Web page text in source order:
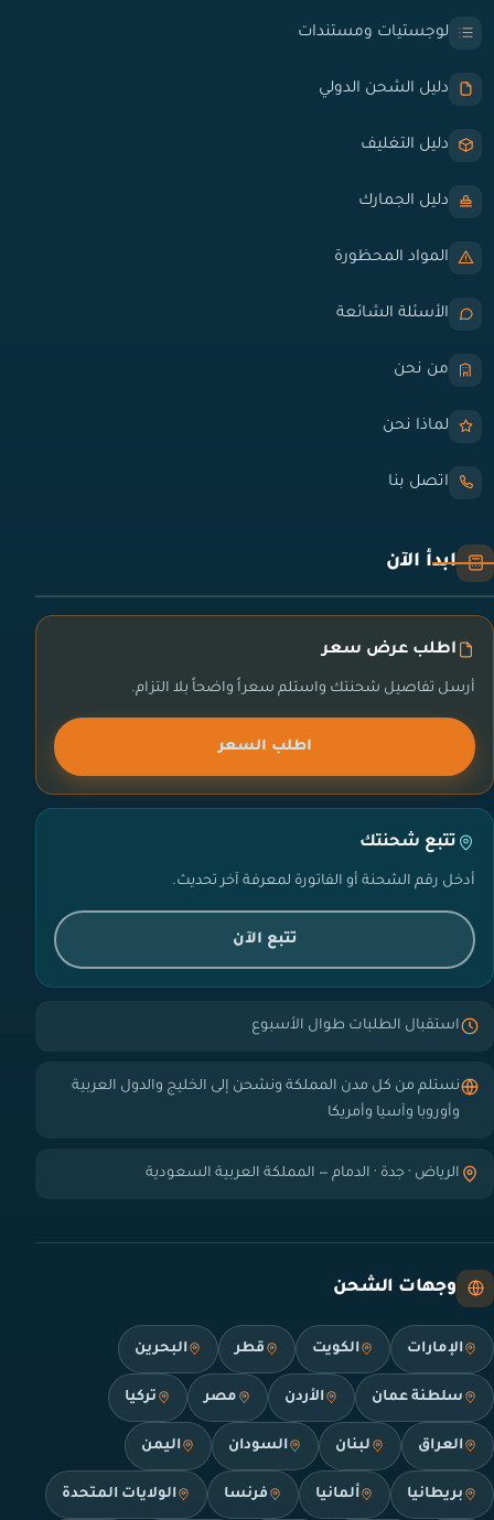
لوجستيات ومستندات
دليل الشحن الدولي
دليل التغليف
دليل الجمارك
المواد المحظورة
الأسئلة الشائعة
من نحن
لماذا نحن
اتصل بنا
ابدأ الآن
اطلب عرض سعر
أرسل تفاصيل شحنتك واستلم سعراً واضحاً بلا التزام.
اطلب السعر
تتبع شحنتك
أدخل رقم الشحنة أو الفاتورة لمعرفة آخر تحديث.
تتبع الآن
استقبال الطلبات طوال الأسبوع
نستلم من كل مدن المملكة ونشحن إلى الخليج والدول العربية
وأوروبا وآسيا وأمريكا
الرياض · جدة · الدمام — المملكة العربية السعودية
وجهات الشحن
الإمارات الكويت قطر البحرين
سلطنة عمان الأردن مصر تركيا
العراق لبنان السودان اليمن
بريطانيا ألمانيا فرنسا الولايات المتحدة